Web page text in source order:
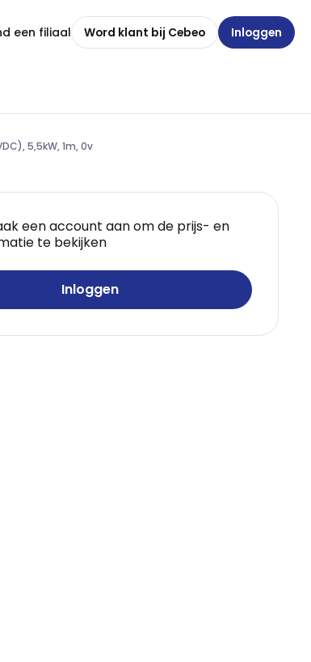
een filiaal Word klant bij Cebeo Inloggen
5,5kW, 1m, 0v
een account aan om de prijs- en
te bekijken
Inloggen